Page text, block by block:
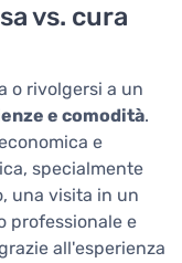
vs. cura
o rivolgersi a un
e comodità.
e
specialmente
una visita in un
professionale e
all'esperienza